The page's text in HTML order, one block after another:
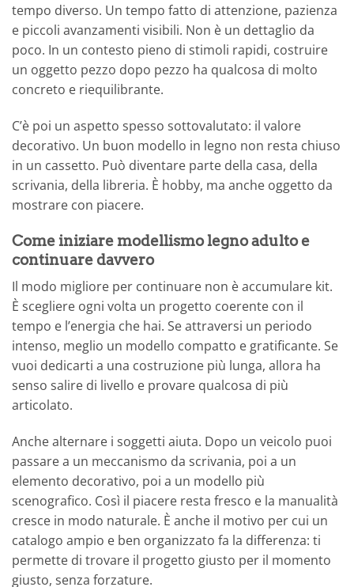
tempo diverso. Un tempo fatto di attenzione, pazienza
e piccoli avanzamenti visibili. Non è un dettaglio da
poco. In un contesto pieno di stimoli rapidi, costruire
un oggetto pezzo dopo pezzo ha qualcosa di molto
concreto e riequilibrante.
C’è poi un aspetto spesso sottovalutato: il valore
decorativo. Un buon modello in legno non resta chiuso
in un cassetto. Può diventare parte della casa, della
scrivania, della libreria. È hobby, ma anche oggetto da
mostrare con piacere.
Come iniziare modellismo legno adulto e
continuare davvero
Il modo migliore per continuare non è accumulare kit.
È scegliere ogni volta un progetto coerente con il
tempo e l’energia che hai. Se attraversi un periodo
intenso, meglio un modello compatto e gratificante. Se
vuoi dedicarti a una costruzione più lunga, allora ha
senso salire di livello e provare qualcosa di più
articolato.
Anche alternare i soggetti aiuta. Dopo un veicolo puoi
passare a un meccanismo da scrivania, poi a un
elemento decorativo, poi a un modello più
scenografico. Così il piacere resta fresco e la manualità
cresce in modo naturale. È anche il motivo per cui un
catalogo ampio e ben organizzato fa la differenza: ti
permette di trovare il progetto giusto per il momento
giusto, senza forzature.